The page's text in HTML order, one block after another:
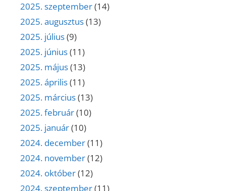
2025. szeptember(14)
2025. augusztus(13)
2025. július(9)
2025. június(11)
2025. május(13)
2025. április(11)
2025. március(13)
2025. február(10)
2025. január(10)
2024. december(11)
2024. november(12)
2024. október(12)
2024. szeptember(11)